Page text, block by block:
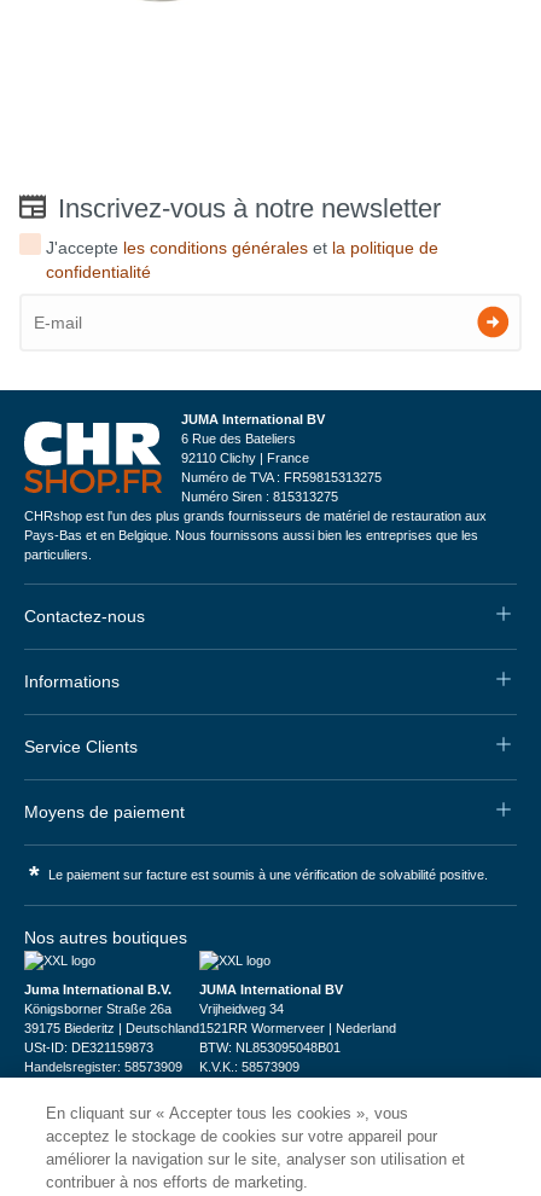
Inscrivez-vous à notre newsletter
J'accepte les conditions générales et la politique de
confidentialité
JUMA International BV
6 Rue des Bateliers
92110 Clichy | France
Numéro de TVA : FR59815313275
Numéro Siren : 815313275
CHRshop est l'un des plus grands fournisseurs de matériel de restauration aux
Pays-Bas et en Belgique. Nous fournissons aussi bien les entreprises que les
particuliers.
Contactez-nous
Informations
Service Clients
Moyens de paiement
* Le paiement sur facture est soumis à une vérification de solvabilité positive.
Nos autres boutiques
Juma International B.V.
Königsborner Straße 26a
39175 Biederitz | Deutschland
USt-ID: DE321159873
Handelsregister: 58573909
JUMA International BV
Vrijheidweg 34
1521RR Wormerveer | Nederland
BTW: NL853095048B01
K.V.K.: 58573909
En cliquant sur « Accepter tous les cookies », vous
acceptez le stockage de cookies sur votre appareil pour
améliorer la navigation sur le site, analyser son utilisation et
contribuer à nos efforts de marketing.